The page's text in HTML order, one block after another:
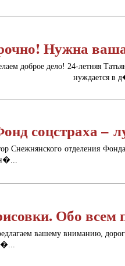
Нужна
доброе дело! 24-летняя
нуждается в
соцстраха –
Снежнянского отделения
Обо
вашему вниманию,